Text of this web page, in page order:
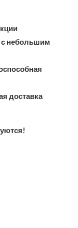
с небольшим
доставка